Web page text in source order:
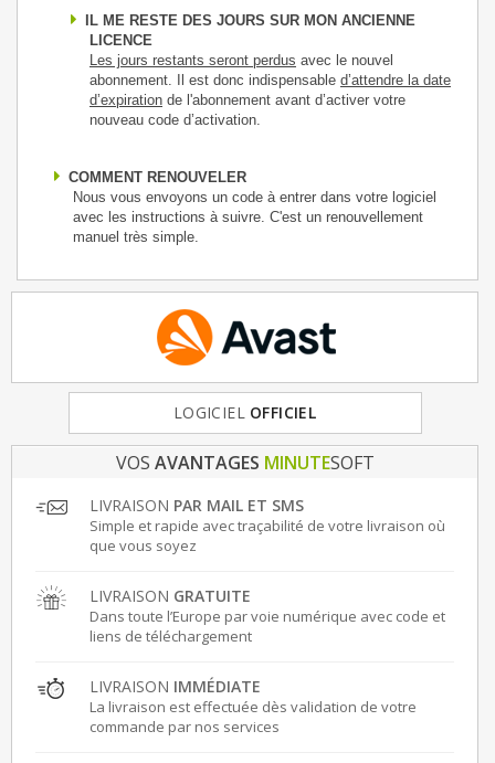
IL ME RESTE DES JOURS SUR MON ANCIENNE
LICENCE
Les jours restants seront perdus avec le nouvel
abonnement. Il est donc indispensable d’attendre la date
d’expiration de l'abonnement avant d’activer votre
nouveau code d’activation.
COMMENT RENOUVELER
Nous vous envoyons un code à entrer dans votre logiciel
avec les instructions à suivre. C'est un renouvellement
manuel très simple.
LOGICIEL OFFICIEL
FRANCE & EUROPE
VOS AVANTAGES MINUTESOFT
LIVRAISON PAR MAIL ET SMS
Simple et rapide avec traçabilité de votre livraison où
que vous soyez
LIVRAISON GRATUITE
Dans toute l’Europe par voie numérique avec code et
liens de téléchargement
LIVRAISON IMMÉDIATE
La livraison est effectuée dès validation de votre
commande par nos services